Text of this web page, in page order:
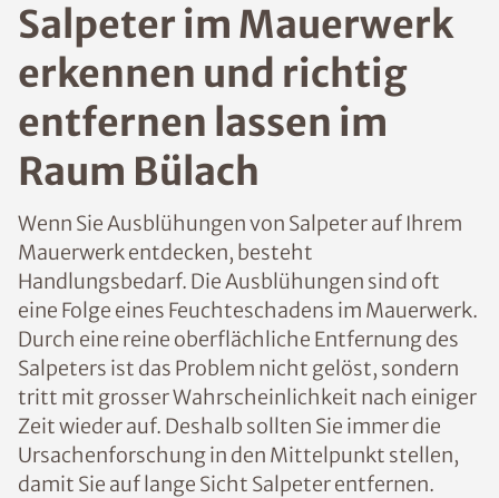
Salpeter im Mauerwerk
erkennen und richtig
entfernen lassen im
Raum Bülach
Wenn Sie Ausblühungen von Salpeter auf Ihrem
Mauerwerk entdecken, besteht
Handlungsbedarf. Die Ausblühungen sind oft
eine Folge eines Feuchteschadens im Mauerwerk.
Durch eine reine oberflächliche Entfernung des
Salpeters ist das Problem nicht gelöst, sondern
tritt mit grosser Wahrscheinlichkeit nach einiger
Zeit wieder auf. Deshalb sollten Sie immer die
Ursachenforschung in den Mittelpunkt stellen,
damit Sie auf lange Sicht Salpeter entfernen.